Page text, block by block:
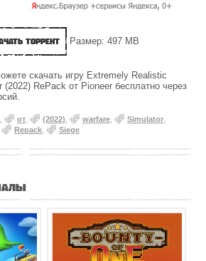
торрент Размер: 497 MB
скачать игру Extremely Realistic
RePack от Pioneer бесплатно через
от (2022) warfare Simulator
Repack Siege